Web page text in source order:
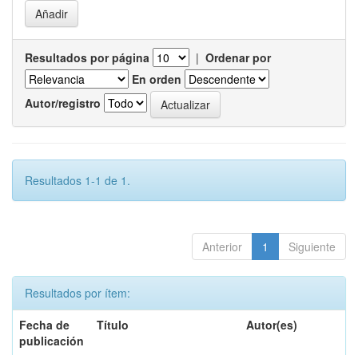
Resultados por página | Ordenar por
En orden
Autor/registro
Resultados 1-1 de 1.
Anterior 1 Siguiente
Resultados por ítem:
Fecha de
publicación
Título Autor(es)